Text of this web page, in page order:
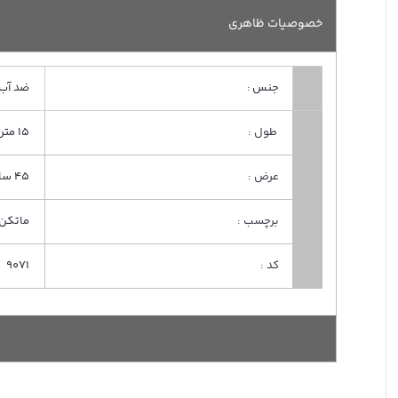
خصوصیات ظاهری
جنس : ضد آب
طول :
عرض :
برچسب :
کد :